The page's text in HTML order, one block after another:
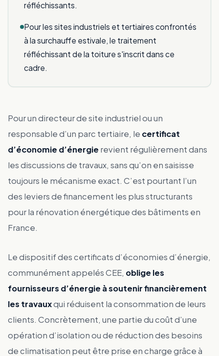
réfléchissants.
Pour les sites industriels et tertiaires confrontés
à la surchauffe estivale, le traitement
réfléchissant de la toiture s'inscrit dans ce
cadre.
Pour un directeur de site industriel ou un
responsable d’un parc tertiaire, le certificat
d’économie d’énergie revient régulièrement dans
les discussions de travaux, sans qu’on en saisisse
toujours le mécanisme exact. C’est pourtant l’un
des leviers de financement les plus structurants
pour la rénovation énergétique des bâtiments en
France.
Le dispositif des certificats d’économies d’énergie,
communément appelés CEE, oblige les
fournisseurs d’énergie à soutenir financièrement
les travauxqui réduisent la consommation de leurs
clients. Concrètement, une partie du coût d’une
opération d’isolation ou de réduction des besoins
de climatisation peut être prise en charge grâce à